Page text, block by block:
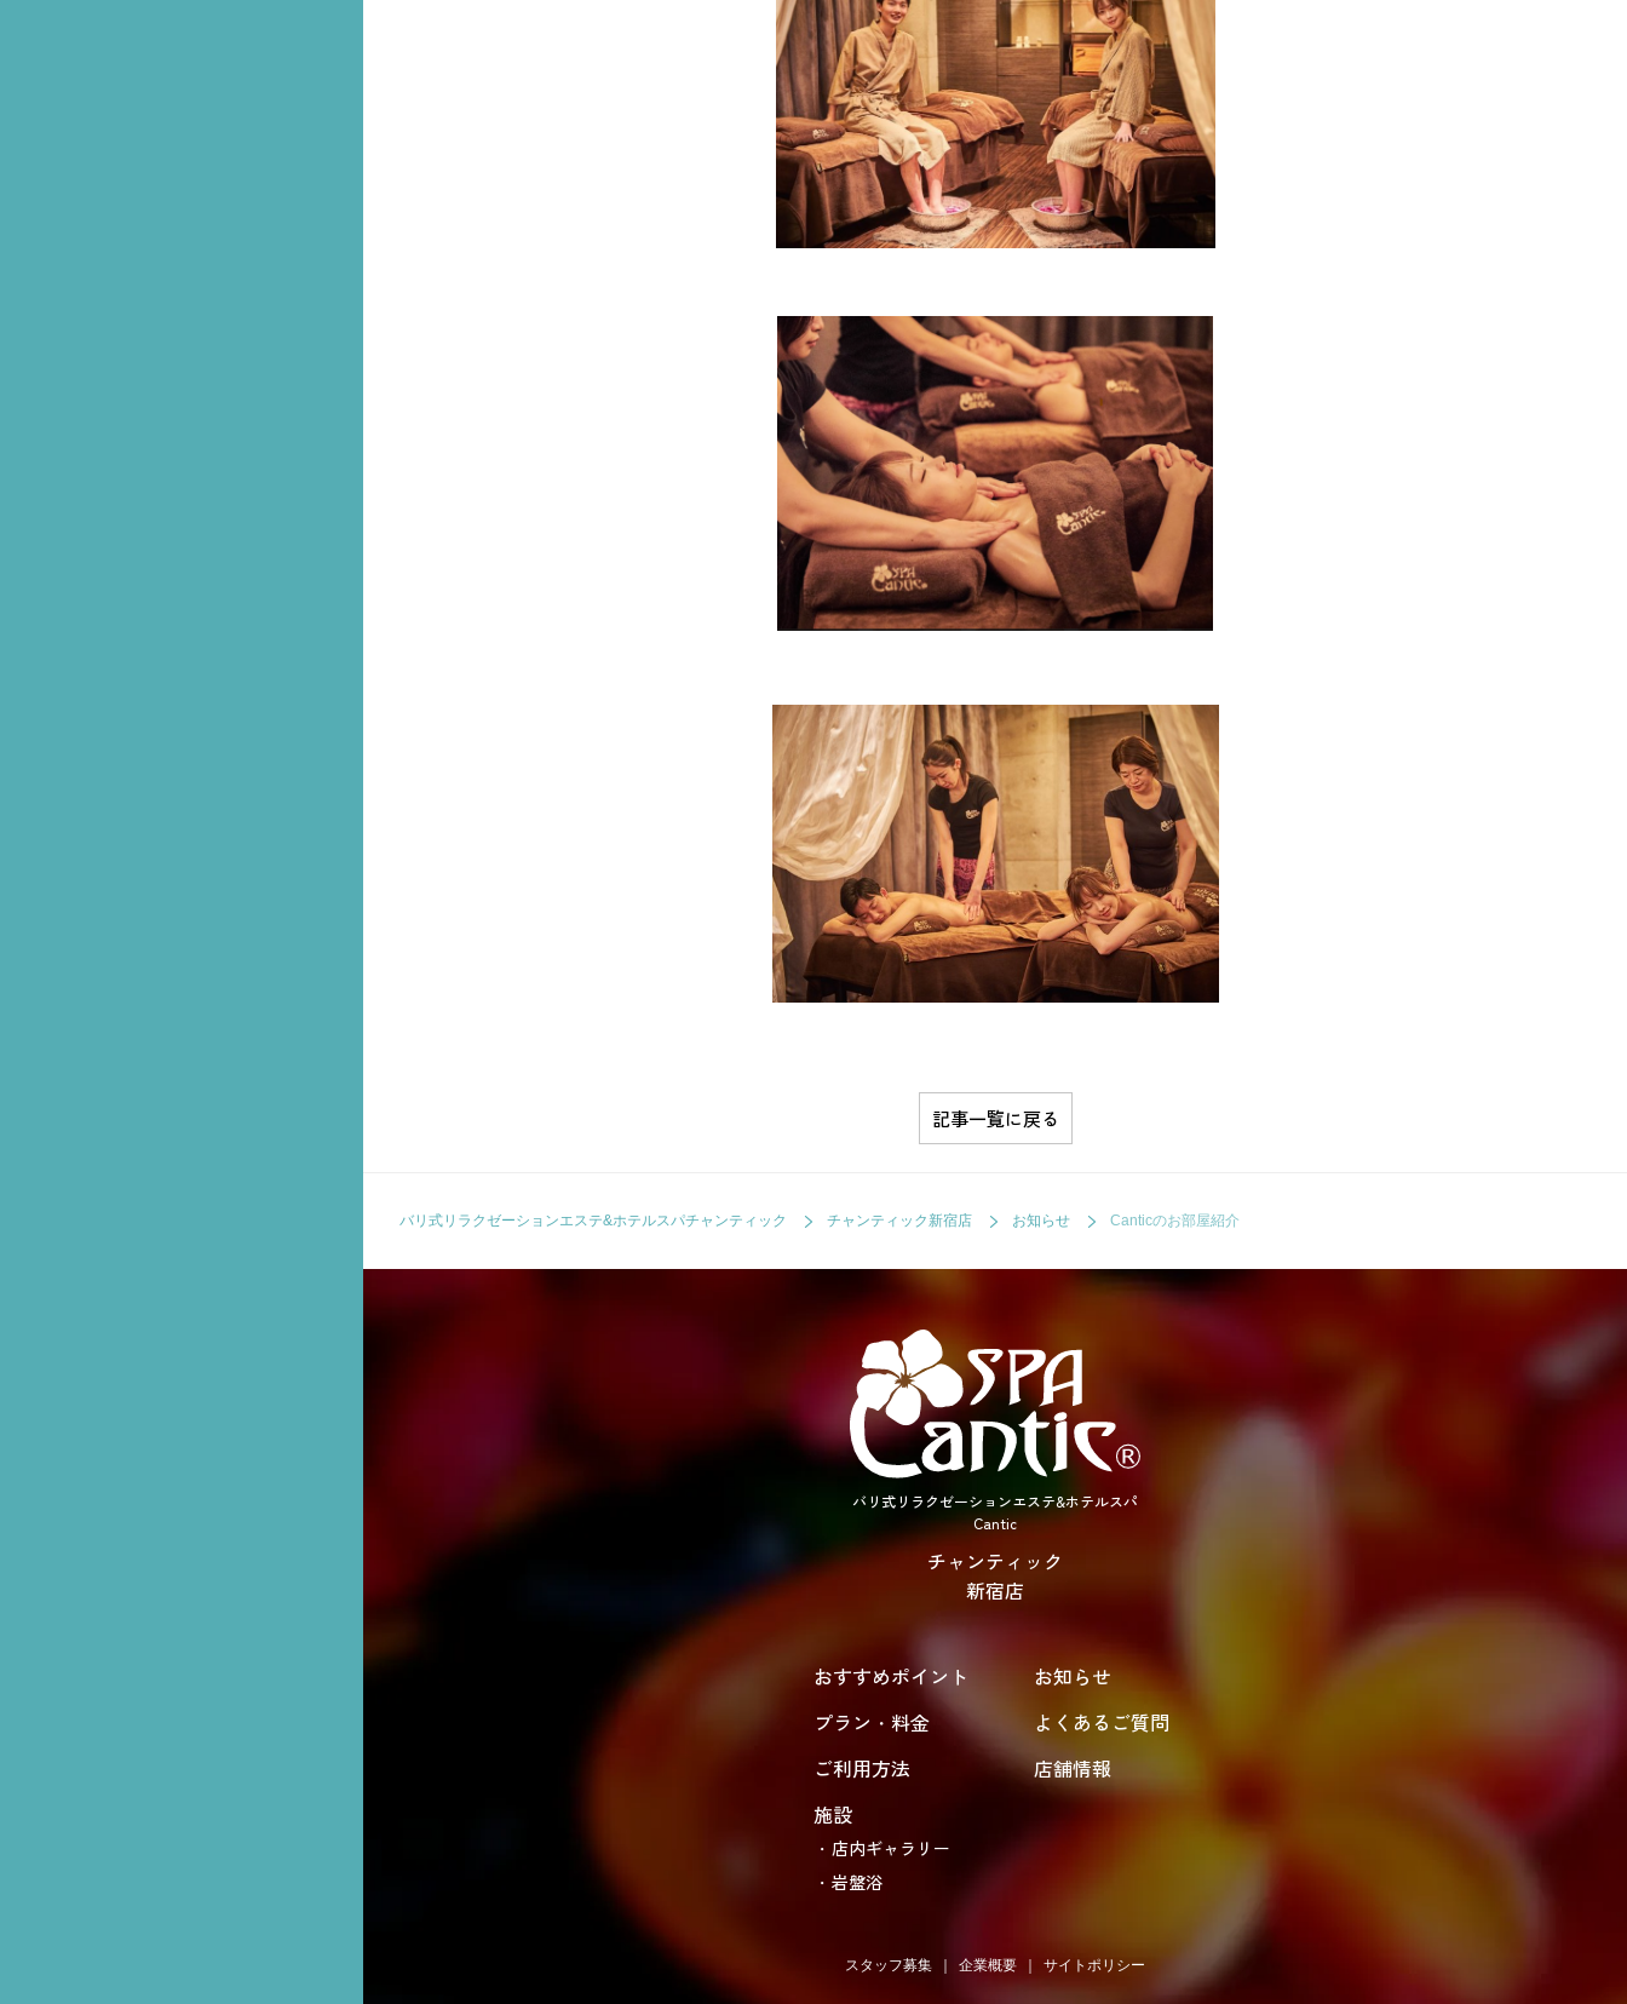
記事一覧に戻る
バリ式リラクゼーションエステ&ホテルスパチャンティック チャンティック新宿店 お知らせ Canticのお部屋紹介
バリ式リラクゼーションエステ&ホテルスパ
Cantic
チャンティック
新宿店
おすすめポイント
お知らせ
プラン・料金
よくあるご質問
ご利用方法
店舗情報
施設
店内ギャラリー
岩盤浴
スタッフ募集 企業概要 サイトポリシー